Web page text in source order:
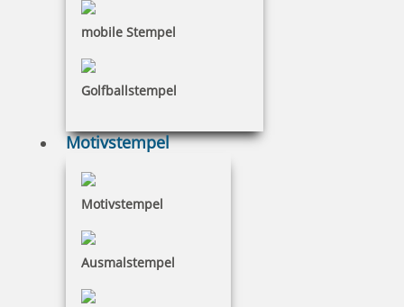
mobile Stempel
Golfballstempel
Motivstempel
Motivstempel
Ausmalstempel